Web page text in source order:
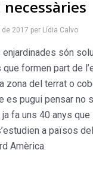
2017 per Lídia Calvo
són
formen part de
zona del terrat o
es pugui pensar no
fa uns 40 anys que
a països
Amèrica.